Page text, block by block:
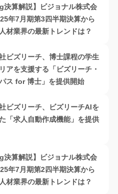
決算解説】ビジョナル株式会
年7月期第3四半期決算から
材業界の最新トレンドは？
ビズリーチ、博士課程の学生
アを支援する「ビズリーチ・
ス for 博士」を提供開始
ビズリーチ、ビズリーチAIを
「求人自動作成機能」を提供
決算解説】ビジョナル株式会
年7月期第2四半期決算から
材業界の最新トレンドは？